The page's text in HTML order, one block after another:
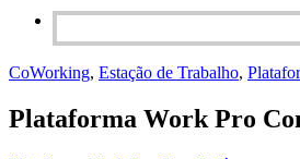
CoWorking, Estação de Trabalho,
Plataforma Work Pro